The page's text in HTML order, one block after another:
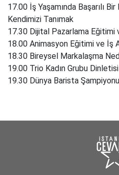
17.00 İş Yaşamında Başarılı
Kendimizi Tanımak
17.30 Dijital Pazarlama Eğitimi
18.00 Animasyon Eğitimi ve İş
18.30 Bireysel Markalaşma
19.00 Trio Kadın Grubu Dinletisi
19.30 Dünya Barista